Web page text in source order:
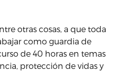
otras cosas, a que toda
como guardia de
de 40 horas en temas
protección de vidas y